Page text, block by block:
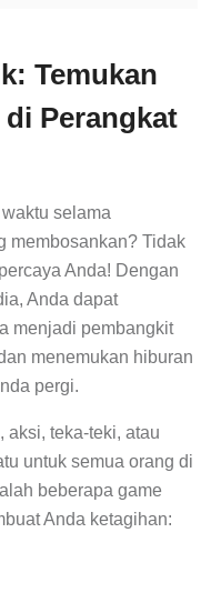
Temukan
Perangkat
selama
membosankan? Tidak
Anda! Dengan
Anda dapat
menjadi pembangkit
menemukan hiburan
pergi.
aksi, teka-teki, atau
untuk semua orang di
beberapa game
Anda ketagihan: